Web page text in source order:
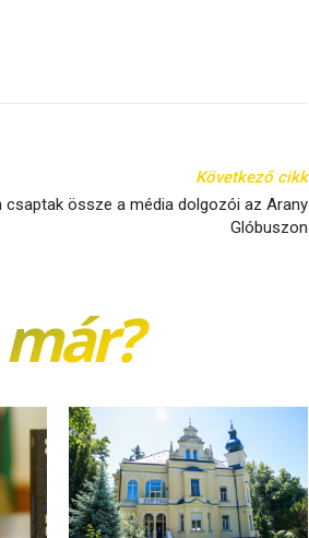
Következő cikk
csaptak össze a média dolgozói az Arany
Glóbuszon